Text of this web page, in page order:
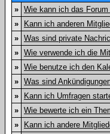
» Wie kann ich das
»
Kann ich anderen
» Was sind private
» Wie verwende ich die
» Wie benutze ich den
» Was sind
»
Kann ich Umfragen
» Wie bewerte ich ein
»
Kann ich andere